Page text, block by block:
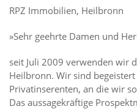
RPZ Immobilien, Heilbronn
»Sehr geehrte Damen und
seit Juli 2009 verwenden wir
Heilbronn. Wir sind
Privatinserenten, an die wir
Das aussagekräftige